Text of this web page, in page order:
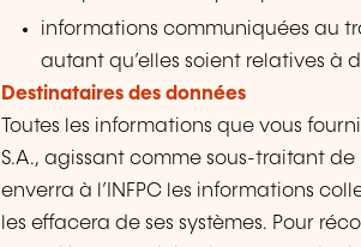
informations communiquées au
autant qu’elles soient relatives à
Destinataires des données
Toutes les informations que vous
S.A., agissant comme sous-traitant de
enverra à l’INFPC les informations
les effacera de ses systèmes. Pour